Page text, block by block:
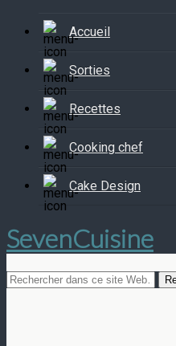
Accueil
Sorties
Recettes
Cooking chef
Cake Design
SevenCuisine